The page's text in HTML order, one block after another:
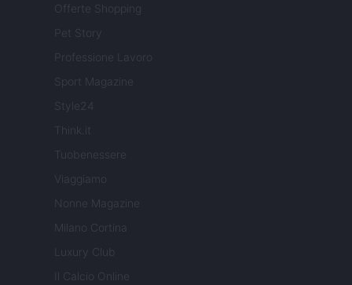
Offerte Shopping
Pet Story
Professione Lavoro
Sport Magazine
Style24
Think.it
Tuobenessere
Viaggiamo
Nonne Magazine
Milano Cortina
Luxury Club
Il Calcio Online